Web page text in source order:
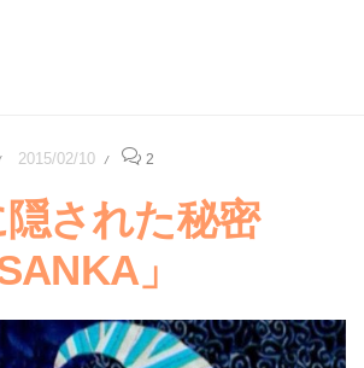
2015/02/10 / 2
された秘密
」